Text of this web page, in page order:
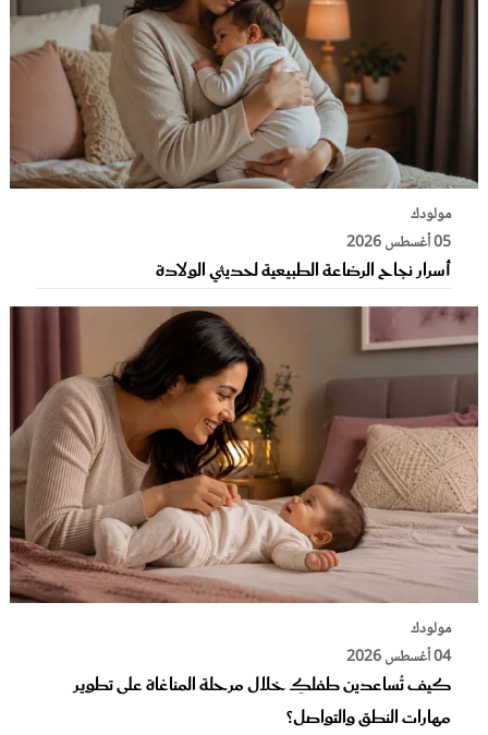
مولودك
05 أغسطس 2026
أسرار نجاح الرضاعة الطبيعية لحديثي الولادة
مولودك
04 أغسطس 2026
كيف تُساعدين طفلكِ خلال مرحلة المناغاة على تطوير
مهارات النطق والتواصل؟